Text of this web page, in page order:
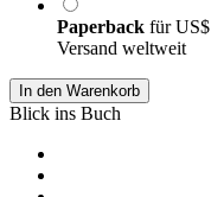
Paperback für
Versand weltweit
In den Warenkorb
Blick ins Buch